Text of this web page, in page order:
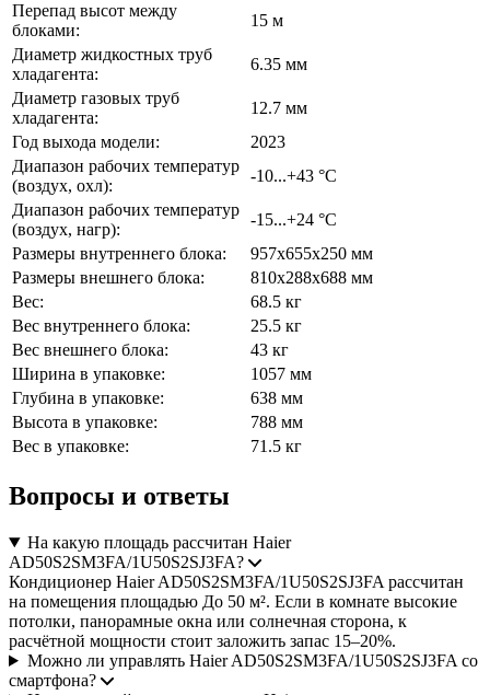
Перепад высот между
блоками:
15 м
Диаметр жидкостных труб
хладагента:
6.35 мм
Диаметр газовых труб
хладагента:
12.7 мм
Год выхода модели:
2023
Диапазон рабочих температур
(воздух, охл):
-10...+43 °C
Диапазон рабочих температур
(воздух, нагр):
-15...+24 °C
Размеры внутреннего блока:
957x655x250 мм
Размеры внешнего блока:
810x288x688 мм
Вес:
68.5 кг
Вес внутреннего блока:
25.5 кг
Вес внешнего блока:
43 кг
Ширина в упаковке:
1057 мм
Глубина в упаковке:
638 мм
Высота в упаковке:
788 мм
Вес в упаковке:
71.5 кг
Вопросы и ответы
На какую площадь рассчитан Haier
AD50S2SM3FA/1U50S2SJ3FA?
Кондиционер Haier AD50S2SM3FA/1U50S2SJ3FA рассчитан
на помещения площадью До 50 м². Если в комнате высокие
потолки, панорамные окна или солнечная сторона, к
расчётной мощности стоит заложить запас 15–20%.
Можно ли управлять Haier AD50S2SM3FA/1U50S2SJ3FA со
смартфона?